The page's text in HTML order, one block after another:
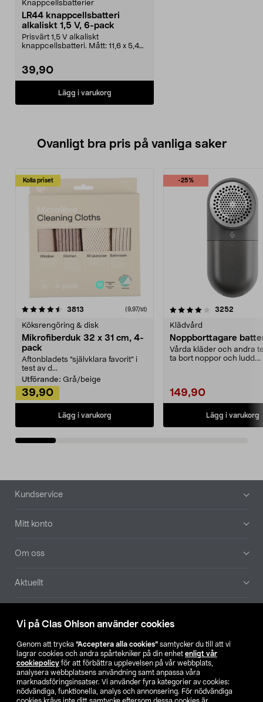
Vi på Clas Ohlson använder cookies
Genom att trycka ”Acceptera alla cookies” samtycker du till att vi
lagrar cookies och andra spårtekniker på din enhet enligt vår
cookiepolicy för att förbättra upplevelsen på vår webbplats,
analysera webbplatsens användning samt anpassa våra
marknadsföringsinsatser. Vi använder fyra kategorier av cookies:
nödvändiga, funktionella, analys och annonsering. För nödvändiga
Knappcellsbatterier
LR44 knappcellsbatteri
alkaliskt 1,5 V, 6-pack
Prisvärt 1,5 V alkaliskt
knappcellsbatteri. Mått: 11,6 x 5,4
39,90
Lägg i varukorg
Ovanligt bra pris på vanliga saker
Kolla priset
3813 (9,97/st)
Köksrengöring & disk
Mikrofiberduk 32 x 31 cm, 4-
pack
Aftonbladets "självklara favorit” i
test av d...
Utförande: Grå/beige
39,90
Lägg i varukorg
-25%
4.0av 5 stjärnor 3252
Klädvård
Noppborttagare
Vårda kläder och andra
ta bort noppor och ludd.
149,90
Lägg i varukorg
4.5av 5 stjärnor
Sidfot
Kundservice
Mitt konto
Om oss
Aktuellt
Hitta butik
SE NO FI